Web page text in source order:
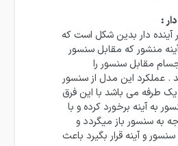
:
آینده دار بدین شکل است که
منشور که مقابل سنسور
مقابل سنسور را
این مدل از سنسور
طرفه می باشد با این فرق
به آینه برخورد کرده و با
زاوی ۹۰ درجه به سنسور باز میگردد و
و آینه قرار بگیرد باعث